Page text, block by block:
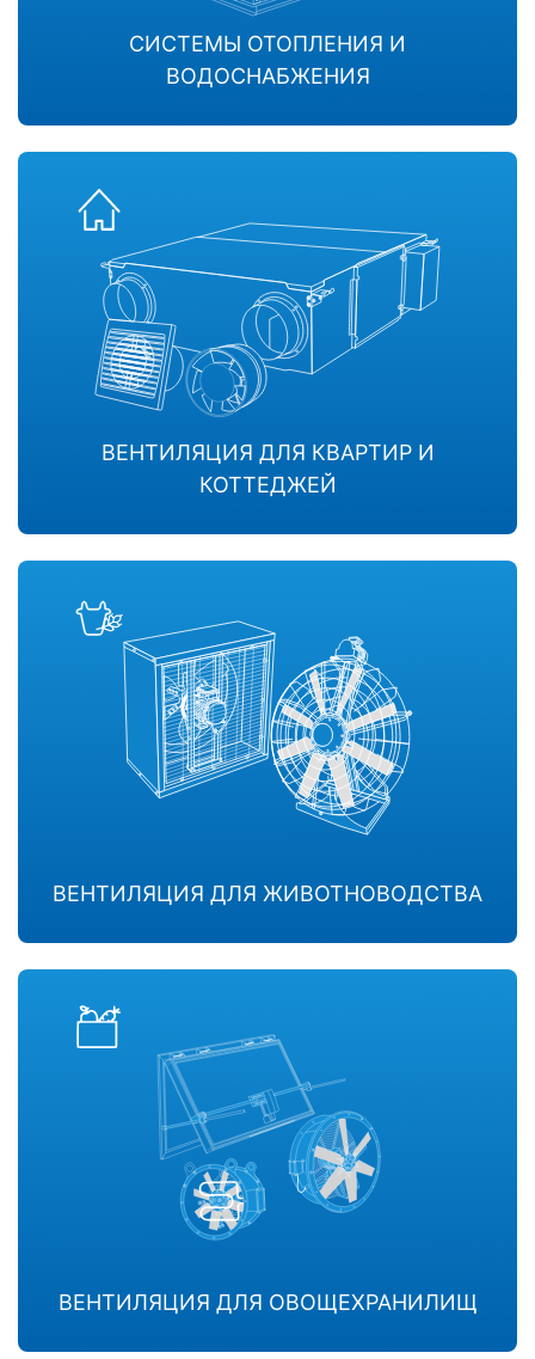
СИСТЕМЫ ОТОПЛЕНИЯ И
ВОДОСНАБЖЕНИЯ
ВЕНТИЛЯЦИЯ ДЛЯ КВАРТИР И
КОТТЕДЖЕЙ
ВЕНТИЛЯЦИЯ ДЛЯ ЖИВОТНОВОДСТВА
ВЕНТИЛЯЦИЯ ДЛЯ ОВОЩЕХРАНИЛИЩ